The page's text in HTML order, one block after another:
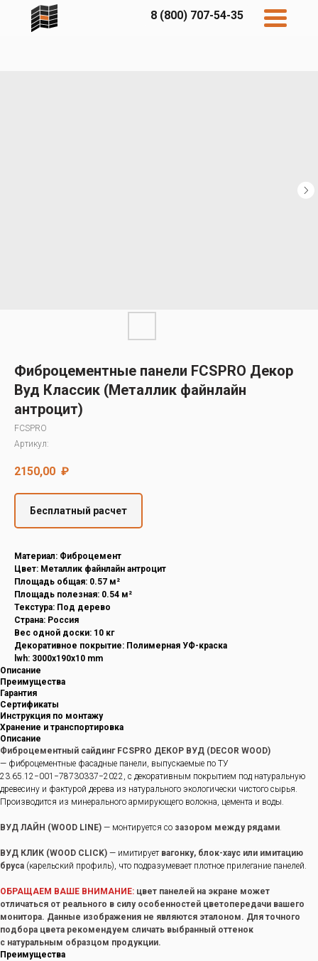
8 (800) 707-54-35
Фиброцементные панели FCSPRO Декор
Вуд Классик (Металлик файнлайн
антроцит)
FCSPRO
Артикул:
2150,00 ₽
Бесплатный расчет
Материал: Фиброцемент
Цвет: Металлик файнлайн антроцит
Площадь общая: 0.57 м²
Площадь полезная: 0.54 м²
Текстура: Под дерево
Страна: Россия
Вес одной доски: 10 кг
Декоративное покрытие: Полимерная УФ-краска
lwh: 3000x190x10 mm
Описание
Преимущества
Гарантия
Сертификаты
Инструкция по монтажу
Хранение и транспортировка
Описание
Фиброцементный сайдинг FCSPRO ДЕКОР ВУД (DECOR WOOD)
— фиброцементные фасадные панели, выпускаемые по ТУ
23.65.12−001−78730337−2022, с декоративным покрытием под натуральную
древесину и фактурой дерева из натурального экологически чистого сырья.
Производится из минерального армирующего волокна, цемента и воды.
ВУД ЛАЙН (WOOD LINE) — монтируется со зазором между рядами.
ВУД КЛИК (WOOD CLICK) — имитирует вагонку, блок-хаус или имитацию
бруса (карельский профиль), что подразумевает плотное прилегание панелей.
ОБРАЩАЕМ ВАШЕ ВНИМАНИЕ: цвет панелей на экране может
отличаться от реального в силу особенностей цветопередачи вашего
монитора. Данные изображения не являются эталоном. Для точного
подбора цвета рекомендуем сличать выбранный оттенок
с натуральным образцом продукции.
Преимущества